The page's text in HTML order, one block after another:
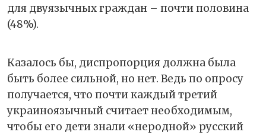
для двуязычных граждан – почти половина
(48%).
Казалось бы, диспропорция должна была
быть более сильной, но нет. Ведь по опросу
получается, что почти каждый третий
украиноязычный считает необходимым,
чтобы его дети знали «неродной» русский